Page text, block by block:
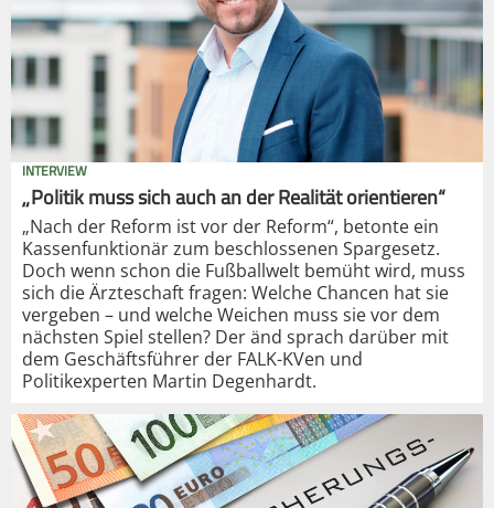
INTERVIEW
„Politik muss sich auch an der Realität orientieren“
„Nach der Reform ist vor der Reform“, betonte ein
Kassenfunktionär zum beschlossenen Spargesetz.
Doch wenn schon die Fußballwelt bemüht wird, muss
sich die Ärzteschaft fragen: Welche Chancen hat sie
vergeben – und welche Weichen muss sie vor dem
nächsten Spiel stellen? Der änd sprach darüber mit
dem Geschäftsführer der FALK-KVen und
Politikexperten Martin Degenhardt.